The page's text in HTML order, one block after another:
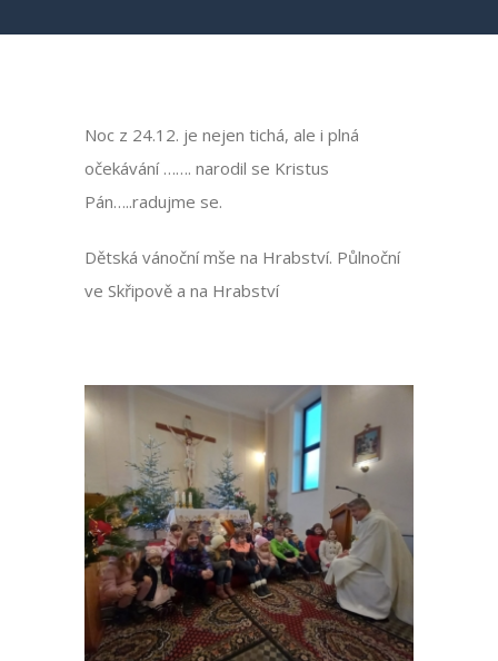
Noc z 24.12. je nejen tichá, ale i plná
očekávání ……. narodil se Kristus
Pán…..radujme se.
Dětská vánoční mše na Hrabství. Půlnoční
ve Skřipově a na Hrabství